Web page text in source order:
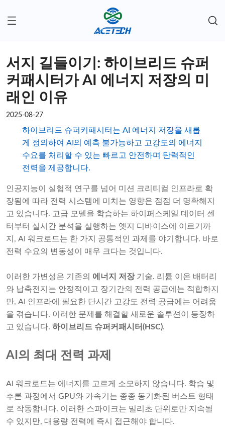
서지 길들이기: 하이브리드 슈퍼
커패시터가 AI 에너지 저장의 미
래인 이유
2025-08-27
하이브리드 슈퍼커패시터는 AI 에너지 저장을 새롭
게 정의하여 AI의 예측 불가능하고 고강도의 에너지
수요를 처리할 수 있는 빠르고 안전하며 탄력적인
전력을 제공합니다.
인공지능이 실험적 연구를 넘어 미션 크리티컬 인프라로 확
장됨에 따라 전력 시스템에 미치는 영향은 점점 더 명확해지
고 있습니다. 고급 모델을 학습하는 하이퍼스케일 데이터 센
터부터 실시간 분석을 실행하는 엣지 디바이스에 이르기까
지, AI 워크로드는 한 가지 공통적인 과제를 야기합니다. 바로
전력 수요의 변동성이 매우 크다는 것입니다.
이러한 가변성은 기존의 에너지 저장기술. 리튬 이온 배터리
와 납축전지는 안정적이고 장기간의 전력 공급에는 적합하지
만, AI 인프라에 필요한 단시간 고강도 전력 공급에는 어려움
을 겪습니다. 이러한 문제를 해결할 새로운 솔루션이 등장하
고 있습니다. 하이브리드 슈퍼커패시터(HSC).
AI의 최대 전력 과제
AI 워크로드는 에너지를 고르게 소모하지 않습니다. 학습 및
추론 과정에서 GPU와 가속기는 종종 동기화된 버스트 형태
로 작동합니다. 이러한 스파이크는 밀리초 단위로만 지속될
수 있지만, 대용량 전력에 즉시 접근해야 합니다.